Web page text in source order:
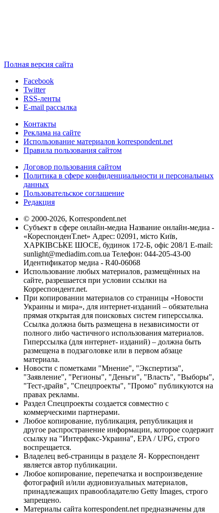
Полная версия сайта
Facebook
Twitter
RSS-ленты
E-mail рассылка
Контакты
Реклама на сайте
Использование материалов korrespondent.net
Правила пользования сайтом
Договор пользования сайтом
Политика в сфере конфиденциальности и персональных
данных
Пользовательское соглашение
Редакция
© 2000-2026, Korrespondent.net
Субъект в сфере онлайн-медиа Название онлайн-медиа -
«КореспонденТ.net» Адрес: 02091, місто Київ,
ХАРКІВСЬКЕ ШОСЕ, будинок 172-Б, офіс 208/1 E-mail:
sunlight@mediadim.com.ua Телефон: 044-205-43-00
Идентификатор медиа - R40-06068
Использование любых материалов, размещённых на
сайте, разрешается при условии ссылки на
Корреспондент.net.
При копировании материалов со страницы «Новости
Украины и мира», для интернет-изданий – обязательна
прямая открытая для поисковых систем гиперссылка.
Ссылка должна быть размещена в независимости от
полного либо частичного использования материалов.
Гиперссылка (для интернет- изданий) – должна быть
размещена в подзаголовке или в первом абзаце
материала.
Новости с пометками "Мнение", "Экспертиза",
"Заявление", "Регионы", "Деньги", "Власть", "Выборы",
"Тест-драйв", "Спецпроекты", "Промо" публикуются на
правах рекламы.
Раздел Спецпроекты создается совместно с
коммерческими партнерами.
Любое копирование, публикация, републикация и
другое распространение информации, которое содержит
ссылку на "Интерфакс-Украина", EPA / UPG, строго
воспрещается.
Владелец веб-страницы в разделе Я- Корреспондент
является автор публикации.
Любое копирование, перепечатка и воспроизведение
фотографий и/или аудиовизуальных материалов,
принадлежащих правообладателю Getty Images, строго
запрещено.
Материалы сайта korrespondent.net предназначены для